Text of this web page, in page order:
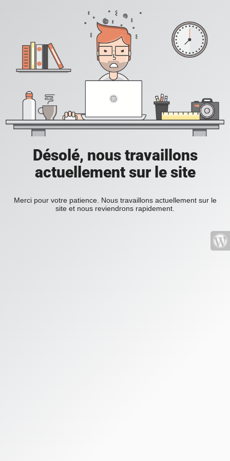
Désolé, nous travaillons
actuellement sur le site
Merci pour votre patience. Nous travaillons actuellement sur le
site et nous reviendrons rapidement.